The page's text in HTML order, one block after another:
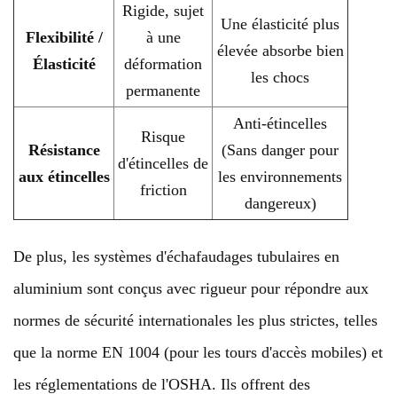
Flexibilité /
Élasticité
Rigide, sujet
à une
déformation
permanente
Une élasticité plus
élevée absorbe bien
les chocs
Résistance
aux étincelles
Risque
d'étincelles de
friction
Anti-étincelles
(Sans danger pour
les environnements
dangereux)
De plus, les systèmes d'échafaudages tubulaires en
aluminium sont conçus avec rigueur pour répondre aux
normes de sécurité internationales les plus strictes, telles
que la norme EN 1004 (pour les tours d'accès mobiles) et
les réglementations de l'OSHA. Ils offrent des